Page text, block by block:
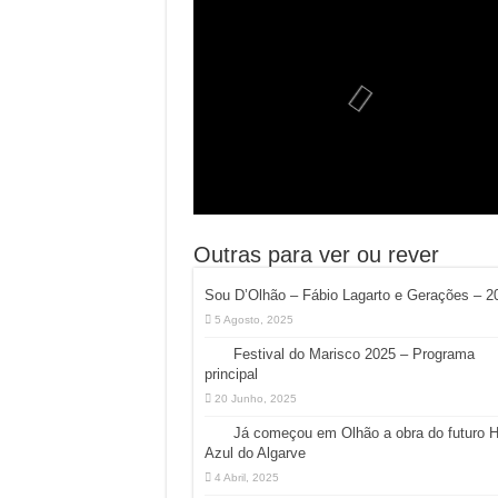
Outras para ver ou rever
Sou D’Olhão – Fábio Lagarto e Gerações –
5 Agosto, 2025
Festival do Marisco 2025 – Programa
principal
20 Junho, 2025
Já começou em Olhão a obra do futuro
Azul do Algarve
4 Abril, 2025